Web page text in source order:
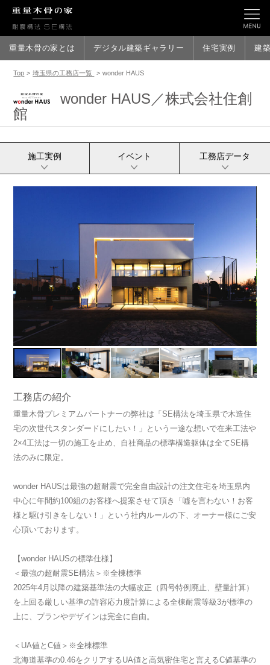
重量木骨の家とは デジタル建築ギャラリー 住宅実例 建
Top > 埼玉県の工務店一覧 > wonder HAUS
wonder HAUS／株式会社住創
館
施工実例 イベント 工務店データ
工務店の紹介
重量木骨プレミアムパートナーの弊社は「SE構法を埼玉県で木造住
宅の次世代スタンダードにしたい！」という一途な想いで在来工法や
2×4工法は一切の施工を止め、自社商品の標準構造躯体は全てSE構
法のみに限定。
wonder HAUSは最強の超耐震で完全自由設計の注文住宅を埼玉県内
中心に年間約100組のお客様へ提案させて頂き「噓を言わない！お客
様と駆け引きをしない！」という社内ルールの下、オーナー様にご安
心頂いております。
【wonder HAUSの標準仕様】
＜最強の超耐震SE構法＞※全棟標準
2025年4月以降の建築基準法の大幅改正（四号特例廃止、壁量計算）
を上回る厳しい基準の許容応力度計算による全棟耐震等級3が標準の
上に、プランやデザインは完全に自由。
＜UA値とC値＞※全棟標準
北海道基準の0.46をクリアするUA値と高気密住宅と言えるC値基準の